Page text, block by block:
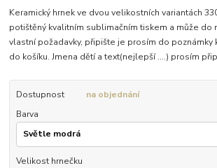
Keramický hrnek ve dvou velikostních variantách
potištěný kvalitním sublimačním tiskem a může do
vlastní požadavky, připište je prosím do poznámky
do košíku. Jmena dětí a text(nejlepší ....) prosím
Dostupnost
na objednání
Barva
Velikost hrnečku